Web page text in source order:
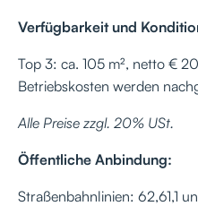
Verfügbarkeit und
Top 3: ca. 105 m², netto €
Betriebskosten werden
Alle Preise zzgl. 20% USt.
Öffentliche Anbindung:
Straßenbahnlinien: 62,61,1